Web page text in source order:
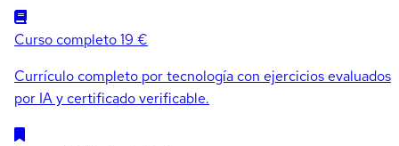
Curso completo19 €
Currículo completo por tecnología con ejercicios evaluados
por IA y certificado verificable.